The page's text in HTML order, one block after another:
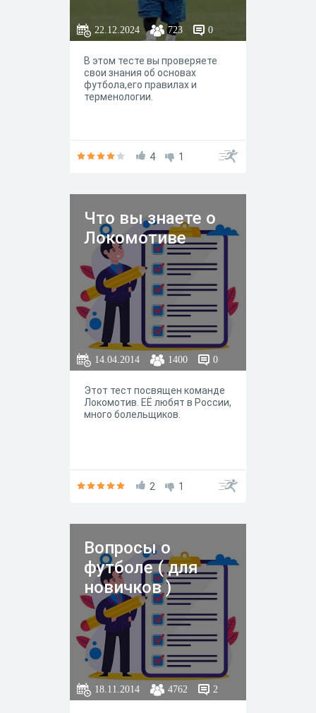
22.12.2024 723 0
В этом тесте вы проверяете
свои знания об основах
футбола,его правилах и
терменологии.
4 1
Что вы знаете о
Локомотиве
14.04.2014 1400 0
Этот тест посвящен команде
Локомотив. ЕЁ любят в России,
много болельщиков.
2 1
Вопросы о
футболе ( для
новичков )
18.11.2014 4762 2